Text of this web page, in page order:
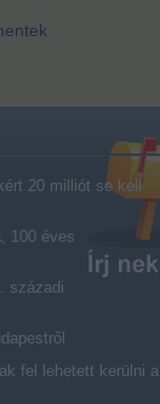
20 milliót se kell
100 éves
századi
fel lehetett kerülni a